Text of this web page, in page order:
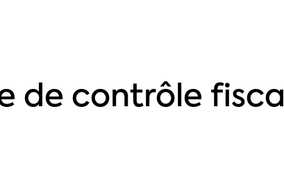
de contrôle fiscal